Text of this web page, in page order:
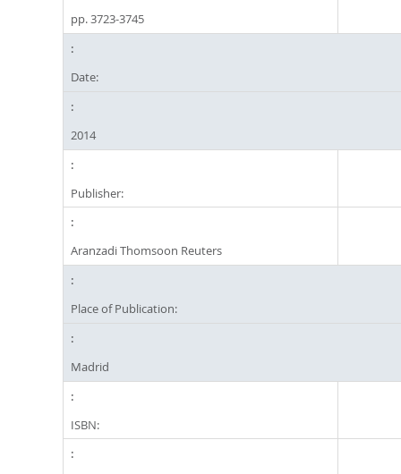
pp. 3723-3745
Date:
2014
Publisher:
Aranzadi Thomsoon Reuters
Place of Publication:
Madrid
ISBN: